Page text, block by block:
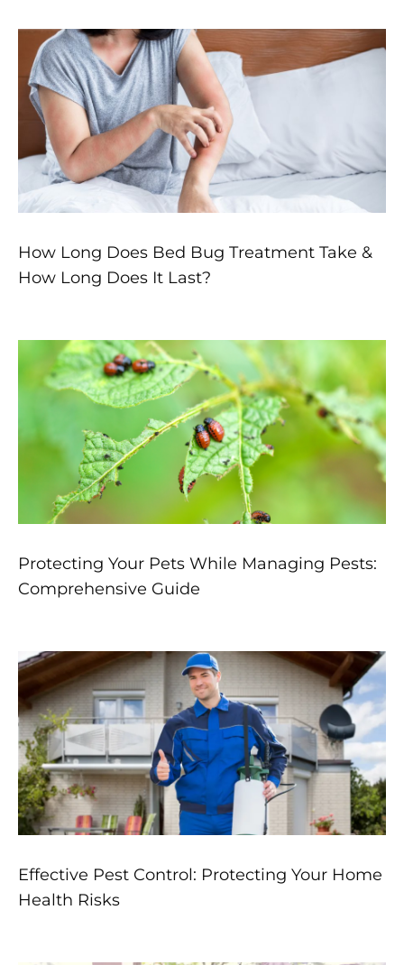
How Long Does Bed Bug Treatment Take &
How Long Does It Last?
Protecting Your Pets While Managing Pests:
Comprehensive Guide
Effective Pest Control: Protecting Your Home
Health Risks